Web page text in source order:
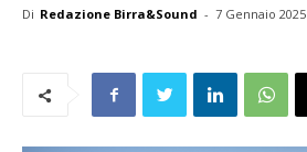
Di Redazione Birra&Sound - 7 Gennaio 2025